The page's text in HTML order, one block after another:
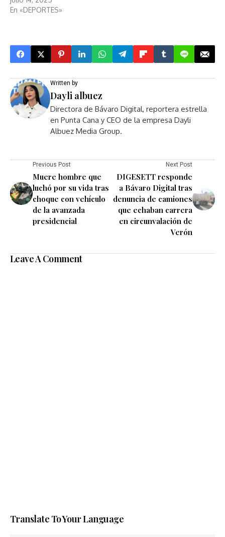
En «DEPORTES»
Written by
Dayli albuez
Directora de Bávaro Digital, reportera estrella
en Punta Cana y CEO de la empresa Dayli
Albuez Media Group.
Previous Post
Muere hombre que
luchó por su vida tras
choque con vehículo
de la avanzada
presidencial
Next Post
DIGESETT responde
a Bávaro Digital tras
denuncia de camiones
que echaban carrera
en circunvalación de
Verón
Leave A Comment
Translate To Your Language